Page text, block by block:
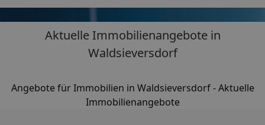
Aktuelle Immobilienangebote in
Waldsieversdorf
Angebote für Immobilien in Waldsieversdorf - Aktuelle
Immobilienangebote